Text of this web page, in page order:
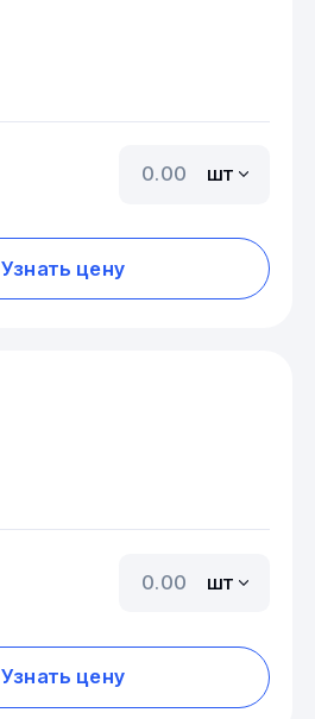
шт
Узнать цену
шт
Узнать цену